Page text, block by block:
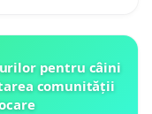
pentru câini
comunității